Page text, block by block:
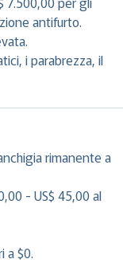
antifurto.
i parabrezza, il
rimanente a
- US$ 45,00 al
a $0.